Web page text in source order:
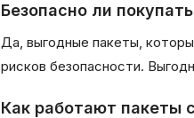
Безопасно ли
Да, выгодные пакеты,
рисков безопасности.
Как работают пакеты